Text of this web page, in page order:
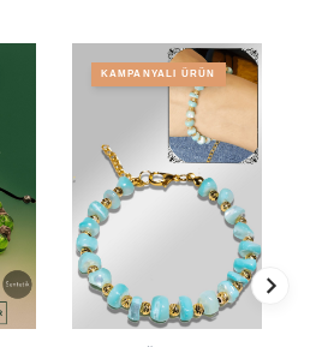
KAMPANYALI ÜRÜN